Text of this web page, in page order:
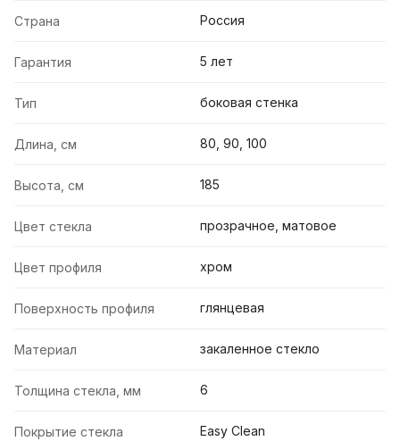
Страна Россия
Гарантия 5 лет
Тип боковая стенка
Длина, см 80, 90, 100
Высота, см 185
Цвет стекла прозрачное, матовое
Цвет профиля хром
Поверхность профиля глянцевая
Материал закаленное стекло
Толщина стекла, мм 6
Покрытие стекла Easy Clean